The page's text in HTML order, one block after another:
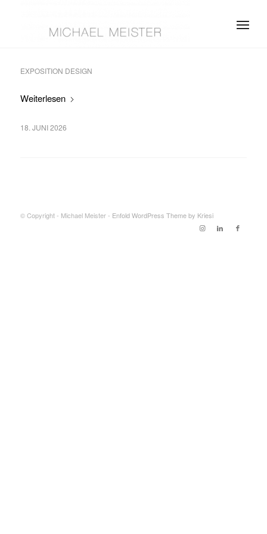
EXPOSITION DESIGN
Weiterlesen
18. JUNI 2026
© Copyright - Michael Meister - Enfold WordPress Theme by Kriesi